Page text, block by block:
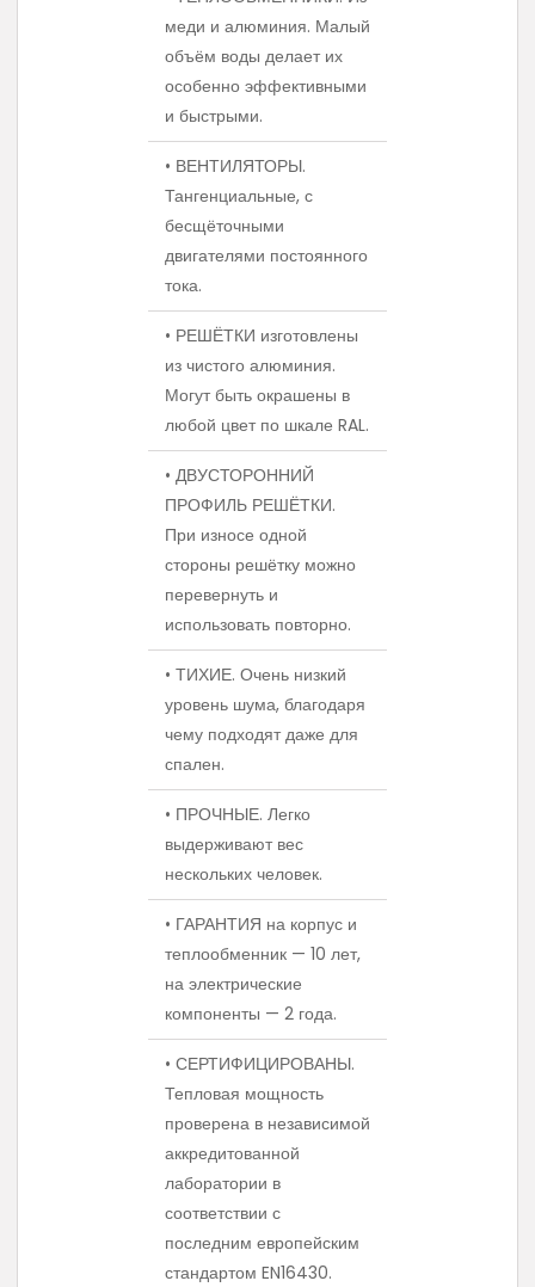
меди и алюминия. Малый
объём воды делает их
особенно эффективными
и быстрыми.
• ВЕНТИЛЯТОРЫ.
Тангенциальные, с
бесщёточными
двигателями постоянного
тока.
• РЕШЁТКИ изготовлены
из чистого алюминия.
Могут быть окрашены в
любой цвет по шкале RAL.
• ДВУСТОРОННИЙ
ПРОФИЛЬ РЕШЁТКИ.
При износе одной
стороны решётку можно
перевернуть и
использовать повторно.
• ТИХИЕ. Очень низкий
уровень шума, благодаря
чему подходят даже для
спален.
• ПРОЧНЫЕ. Легко
выдерживают вес
нескольких человек.
• ГАРАНТИЯ на корпус и
теплообменник — 10 лет,
на электрические
компоненты — 2 года.
• СЕРТИФИЦИРОВАНЫ.
Тепловая мощность
проверена в независимой
аккредитованной
лаборатории в
соответствии с
последним европейским
стандартом EN16430.